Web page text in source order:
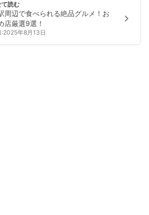
て読む
周辺で食べられる絶品グルメ！お
店厳選9選！
:2025年8月13日